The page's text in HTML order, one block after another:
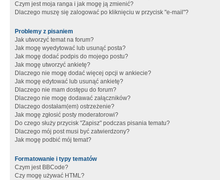
Czym jest moja ranga i jak mogę ją zmienić?
Dlaczego muszę się zalogować po kliknięciu w przycisk "e-mail"?
Problemy z pisaniem
Jak utworzyć temat na forum?
Jak mogę wyedytować lub usunąć posta?
Jak mogę dodać podpis do mojego postu?
Jak mogę utworzyć ankietę?
Dlaczego nie mogę dodać więcej opcji w ankiecie?
Jak mogę edytować lub usunąć ankietę?
Dlaczego nie mam dostępu do forum?
Dlaczego nie mogę dodawać załączników?
Dlaczego dostałam(em) ostrzeżenie?
Jak mogę zgłosić posty moderatorowi?
Do czego służy przycisk "Zapisz" podczas pisania tematu?
Dlaczego mój post musi być zatwierdzony?
Jak mogę podbić mój temat?
Formatowanie i typy tematów
Czym jest BBCode?
Czy mogę używać HTML?